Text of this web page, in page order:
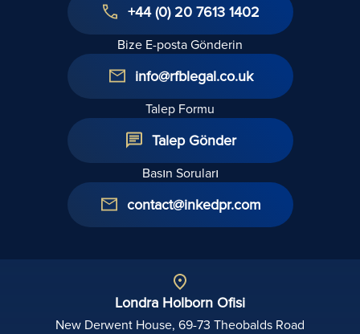
+44 (0) 20 7613 1402
Bize E-posta Gönderin
info@rfblegal.co.uk
Talep Formu
Talep Gönder
Basın Soruları
contact@inkedpr.com
Londra Holborn Ofisi
New Derwent House, 69-73 Theobalds Road